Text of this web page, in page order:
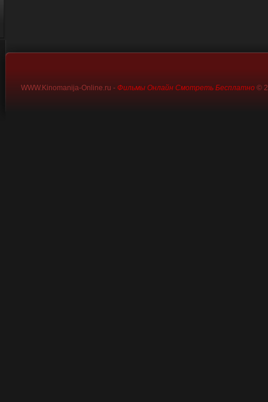
WWW.Kinomanija-Online.ru - Фильмы Онлайн Смотреть Бесплатно ©